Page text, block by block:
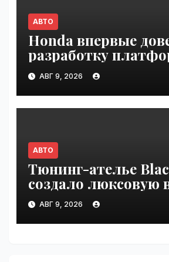
АВТО
Honda впервые
разработку
индийской
Technologies |
АВГ 9, 2026
АВТО
Тюнинг-ателье
создало люксовую
Land Cruiser 70 |
АВГ 9, 2026